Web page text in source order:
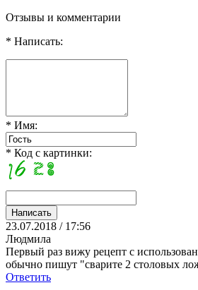
Отзывы и комментарии
* Написать:
* Имя:
* Код с картинки:
23.07.2018 / 17:56
Людмила
Первый раз вижу рецепт с
обычно пишут "сварите 2 столовых
Ответить